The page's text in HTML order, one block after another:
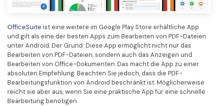
OfficeSuite ist eine weitere im Google Play Store erhältliche App
und gilt als eine der besten Apps zum Bearbeiten von PDF-Dateien
unter Android. Der Grund: Diese App ermöglicht nicht nur das
Bearbeiten von PDF-Dateien, sondern auch das Anzeigen und
Bearbeiten von Office-Dokumenten. Das macht die App zu einer
absoluten Empfehlung. Beachten Sie jedoch, dass die PDF-
Bearbeitungsfunktion von Android beschränkt ist. Möglicherweise
reicht sie aber aus, wenn Sie eine praktische App für eine schnelle
Bearbeitung benötigen.